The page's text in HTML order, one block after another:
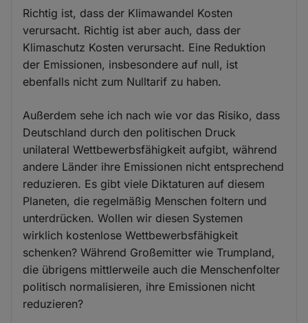
Richtig ist, dass der Klimawandel Kosten
verursacht. Richtig ist aber auch, dass der
Klimaschutz Kosten verursacht. Eine Reduktion
der Emissionen, insbesondere auf null, ist
ebenfalls nicht zum Nulltarif zu haben.
Außerdem sehe ich nach wie vor das Risiko, dass
Deutschland durch den politischen Druck
unilateral Wettbewerbsfähigkeit aufgibt, während
andere Länder ihre Emissionen nicht entsprechend
reduzieren. Es gibt viele Diktaturen auf diesem
Planeten, die regelmäßig Menschen foltern und
unterdrücken. Wollen wir diesen Systemen
wirklich kostenlose Wettbewerbsfähigkeit
schenken? Während Großemitter wie Trumpland,
die übrigens mittlerweile auch die Menschenfolter
politisch normalisieren, ihre Emissionen nicht
reduzieren?